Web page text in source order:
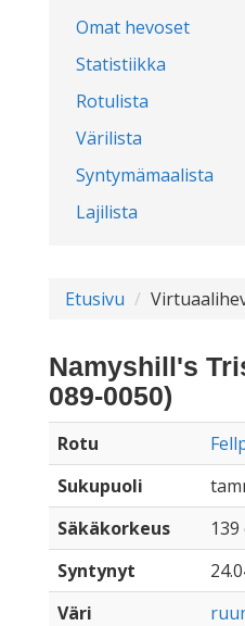
Omat hevoset
Statistiikka
Rotulista
Värilista
Syntymämaalista
Lajilista
Etusivu
Namyshill's
089-0050)
Rotu
Sukupuoli
Säkäkorkeus
139
Syntynyt
Väri